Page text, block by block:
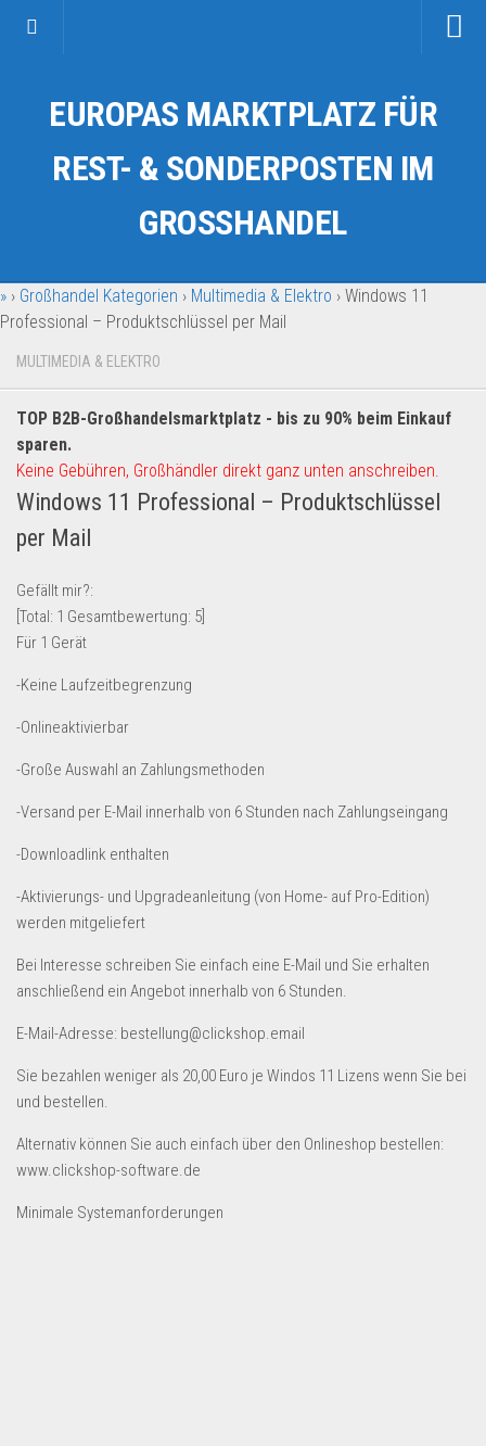
Kategorien
Auto & Motorrad
Fahrzeuge & Transport
Garten & Werkzeug
Geschäft, Büro & Schreibwaren
Geschenkartikel
Handy und Smartphone
Kosmetik & Pflege
Lebensmittel & Getränke
Multimedia & Elektro
Münzen
Spielzeug & Games
Sport & Freizeit
Uhren & Schmuck
Wohnen & Einrichten
Sonderposten-Angebote
Amazon
Lidl
Kostenlos verkaufen
EUROPAS MARKTPLATZ FÜR
REST- & SONDERPOSTEN IM
GROSSHANDEL
» › Großhandel Kategorien › Multimedia & Elektro › Windows 11
Professional – Produktschlüssel per Mail
MULTIMEDIA & ELEKTRO
TOP B2B-Großhandelsmarktplatz - bis zu 90% beim Einkauf
sparen.
Keine Gebühren, Großhändler direkt ganz unten anschreiben.
Windows 11 Professional – Produktschlüssel
per Mail
Gefällt mir?:
[Total: 1 Gesamtbewertung: 5
Für 1 Gerät
-Keine Laufzeitbegrenzung
-Onlineaktivierbar
-Große Auswahl an Zahlungsmethoden
-Versand per E-Mail innerhalb von 6 Stunden nach Zahlungseingang
-Downloadlink enthalten
-Aktivierungs- und Upgradeanleitung (von Home- auf Pro-Edition)
werden mitgeliefert
Bei Interesse schreiben Sie einfach eine E-Mail und Sie erhalten
anschließend ein Angebot innerhalb von 6 Stunden.
E-Mail-Adresse: bestellung@clickshop.email
Sie bezahlen weniger als 20,00 Euro je Windos 11 Lizens wenn Sie bei
und bestellen.
Alternativ können Sie auch einfach über den Onlineshop bestellen:
www.clickshop-software.de
Minimale Systemanforderungen